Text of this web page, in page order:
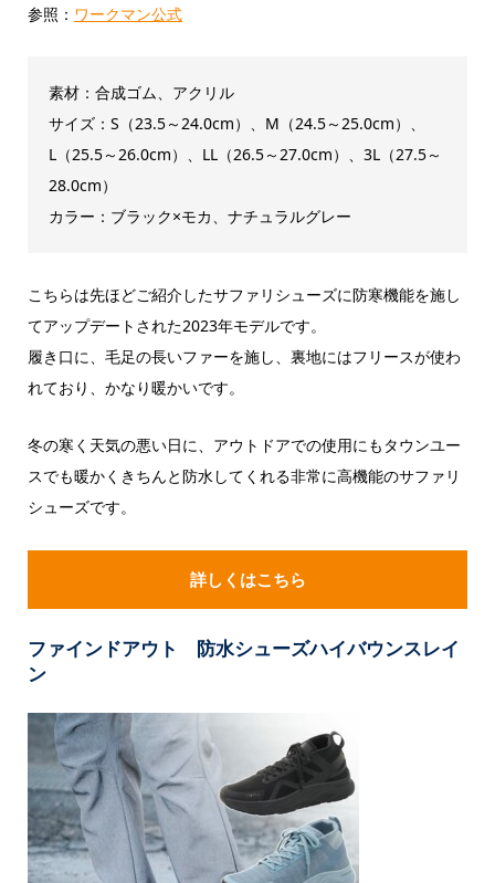
参照： ワークマン公式
素材：合成ゴム、アクリル
サイズ：S（23.5～24.0cm）、M（24.5～25.0cm）、
L（25.5～26.0cm）、LL（26.5～27.0cm）、3L（27.5～
28.0cm）
カラー：ブラック×モカ、ナチュラルグレー
こちらは先ほどご紹介したサファリシューズに防寒機能を施し
てアップデートされた2023年モデルです。
履き口に、毛足の長いファーを施し、裏地にはフリースが使わ
れており、かなり暖かいです。
冬の寒く天気の悪い日に、アウトドアでの使用にもタウンユー
スでも暖かくきちんと防水してくれる非常に高機能のサファリ
シューズです。
詳しくはこちら
ファインドアウト 防水シューズハイバウンスレイ
ン